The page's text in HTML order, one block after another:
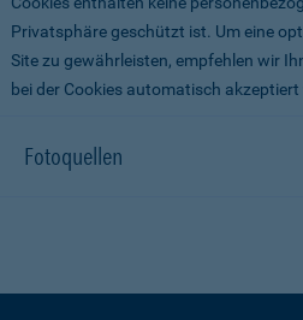
Privatsphäre geschützt ist. Um eine
Site zu gewährleisten, empfehlen wir
bei der Cookies automatisch akzeptiert
Fotoquellen